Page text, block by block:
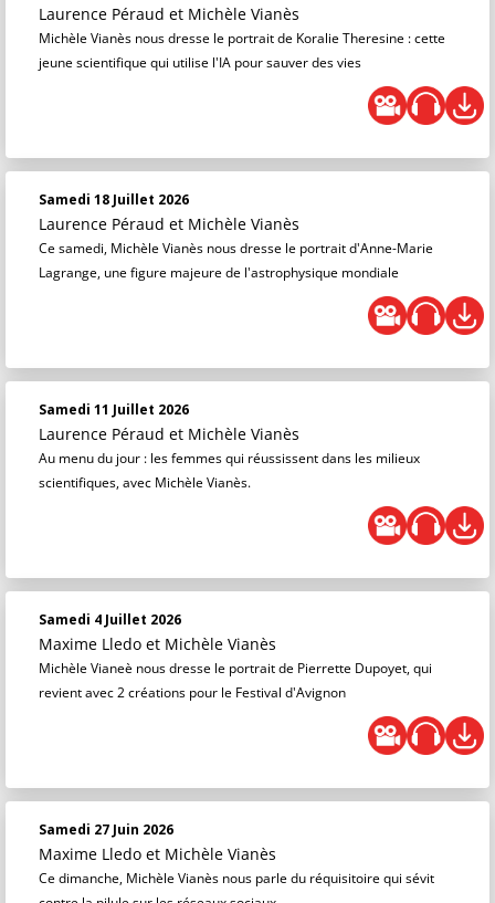
Laurence Péraud et Michèle Vianès
Michèle Vianès nous dresse le portrait de Koralie Theresine : cette
jeune scientifique qui utilise l'IA pour sauver des vies
Samedi 18 Juillet 2026
Laurence Péraud et Michèle Vianès
Ce samedi, Michèle Vianès nous dresse le portrait d'Anne-Marie
Lagrange, une figure majeure de l'astrophysique mondiale
Samedi 11 Juillet 2026
Laurence Péraud et Michèle Vianès
Au menu du jour : les femmes qui réussissent dans les milieux
scientifiques, avec Michèle Vianès.
Samedi 4 Juillet 2026
Maxime Lledo et Michèle Vianès
Michèle Vianeè nous dresse le portrait de Pierrette Dupoyet, qui
revient avec 2 créations pour le Festival d'Avignon
Samedi 27 Juin 2026
Maxime Lledo et Michèle Vianès
Ce dimanche, Michèle Vianès nous parle du réquisitoire qui sévit